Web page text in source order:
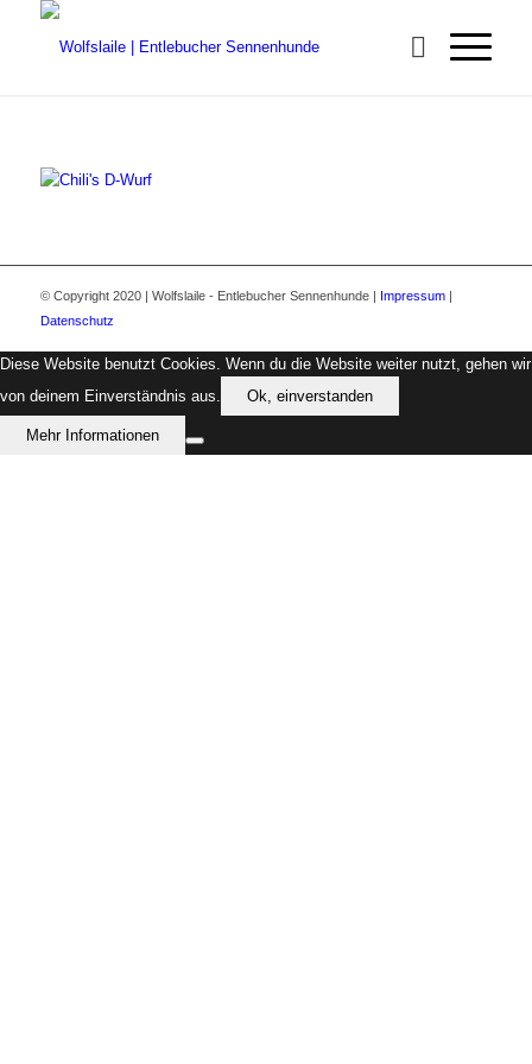
© Copyright 2020 | Wolfslaile - Entlebucher Sennenhunde | Impressum|
Datenschutz
Diese Website benutzt Cookies. Wenn du die Website weiter nutzt, gehen wir
von deinem Einverständnis aus.
Ok, einverstanden
Mehr Informationen